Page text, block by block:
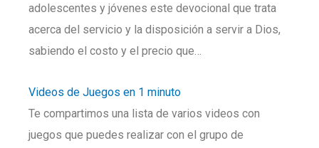
adolescentes y jóvenes este devocional que trata
acerca del servicio y la disposición a servir a Dios,
sabiendo el costo y el precio que…
Videos de Juegos en 1 minuto
Te compartimos una lista de varios videos con
juegos que puedes realizar con el grupo de